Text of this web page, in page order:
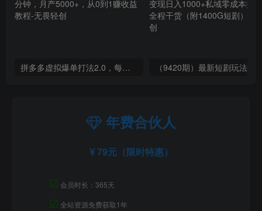
拼多多虚拟爆单打法2.0，每天10分钟，月产5000+，从0到1赚收益教程
年费合伙人
79元（限时特惠）
☑ 会员时长：365天
☑ 全站资源免费获取1年